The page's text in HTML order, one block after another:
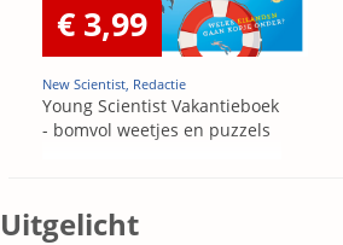
€ 3,99
New Scientist, Redactie
Young Scientist Vakantieboek
- bomvol weetjes en puzzels
Uitgelicht